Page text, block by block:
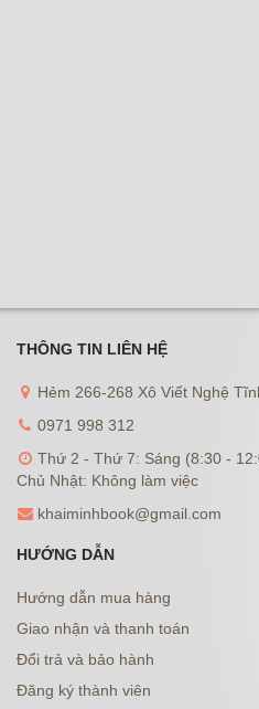
THÔNG TIN LIÊN HỆ
Hẻm 266-268 Xô Viết Nghệ
0971 998 312
Thứ 2 - Thứ 7: Sáng (8:30 -
Chủ Nhật: Không làm việc
khaiminhbook@gmail.com
HƯỚNG DẪN
Hướng dẫn mua hàng
Giao nhận và thanh toán
Đổi trả và bảo hành
Đăng ký thành viên